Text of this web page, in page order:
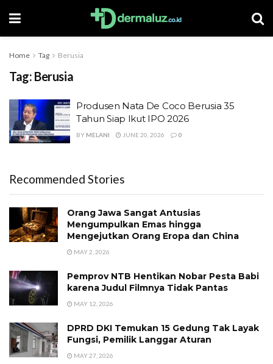
Home Tag Berusia
Tag: Berusia
Produsen Nata De Coco Berusia 35
Tahun Siap Ikut IPO 2026
BY MELANI JUNE 20, 2026 0
Recommended Stories
Orang Jawa Sangat Antusias
Mengumpulkan Emas hingga
Mengejutkan Orang Eropa dan China
MAY 2, 2026
Pemprov NTB Hentikan Nobar Pesta Babi
karena Judul Filmnya Tidak Pantas
MAY 12, 2026
DPRD DKI Temukan 15 Gedung Tak Layak
Fungsi, Pemilik Langgar Aturan
MAY 27, 2026